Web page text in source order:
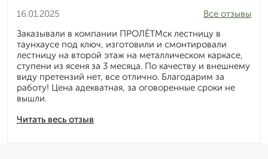
16.01.2025
Читать весь отзыв
Все отзывы
Заказывали в компании ПРОЛЁТМск лестницу в
таунхаусе под ключ, изготовили и смонтировали
лестницу на второй этаж на металлическом каркасе,
ступени из ясеня за 3 месяца. По качеству и внешнему
виду претензий нет, все отлично. Благодарим за
работу! Цена адекватная, за оговоренные сроки не
вышли.